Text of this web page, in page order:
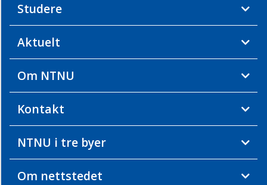
Studere
Aktuelt
Om NTNU
Kontakt
NTNU i tre byer
Om nettstedet